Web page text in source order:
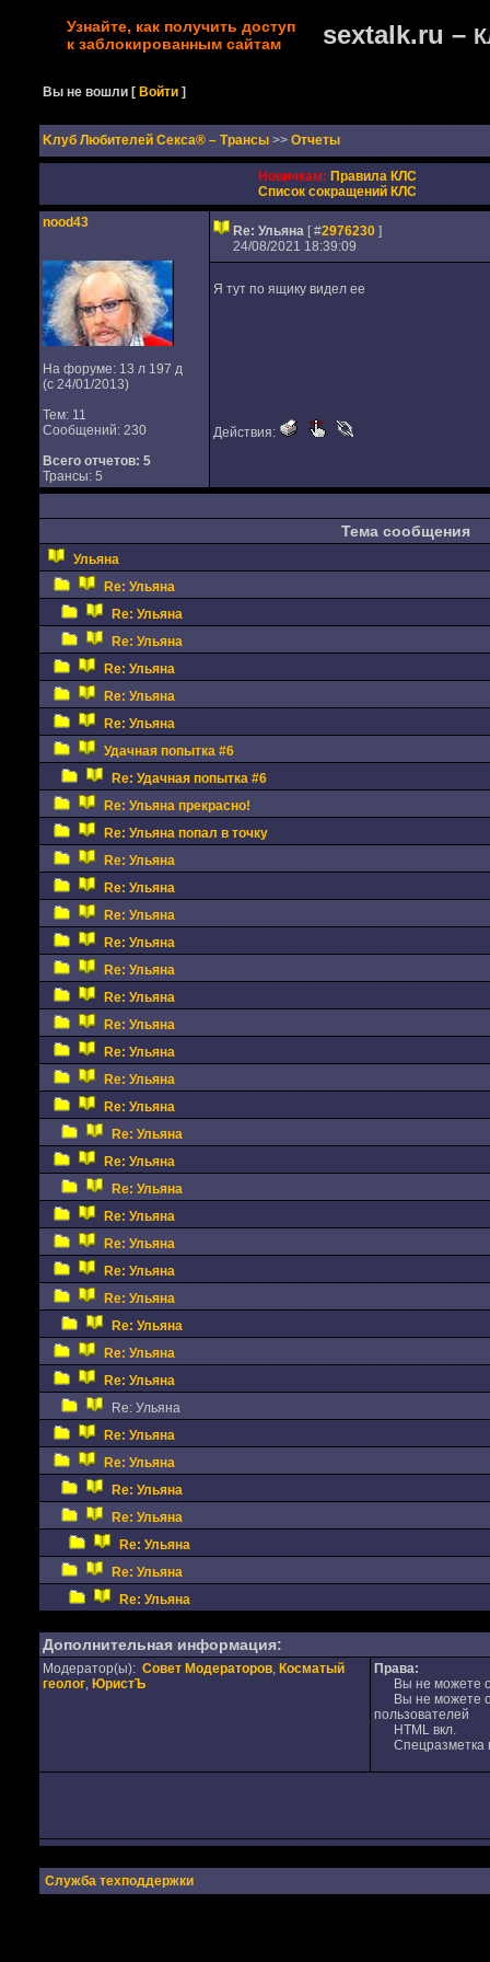
Узнайте, как получить доступ
к заблокированным сайтам
sextalk.ru –
Вы не вошли [Войти ]
Kлуб Любителей Секса® – Трансы >> Отчеты
Новичкам: Правила КЛС
Список сокращений КЛС
nood43
На форуме: 13 л 197 д
(с 24/01/2013)
Тем: 11
Сообщений: 230
Всего отчетов: 5
Трансы: 5
Re: Ульяна [ #2976230]
24/08/2021 18:39:09
Я тут по ящику видел ее
Действия:
Тема сообщения
Ульяна
Re: Ульяна
Re: Ульяна
Re: Ульяна
Re: Ульяна
Re: Ульяна
Re: Ульяна
Удачная попытка #6
Re: Удачная попытка #6
Re: Ульяна прекрасно!
Re: Ульяна попал в точку
Re: Ульяна
Re: Ульяна
Re: Ульяна
Re: Ульяна
Re: Ульяна
Re: Ульяна
Re: Ульяна
Re: Ульяна
Re: Ульяна
Re: Ульяна
Re: Ульяна
Re: Ульяна
Re: Ульяна
Re: Ульяна
Re: Ульяна
Re: Ульяна
Re: Ульяна
Re: Ульяна
Re: Ульяна
Re: Ульяна
Re: Ульяна
Re: Ульяна
Re: Ульяна
Re: Ульяна
Re: Ульяна
Re: Ульяна
Re: Ульяна
Re: Ульяна
Дополнительная информация:
Модератор(ы): Совет Модераторов, Косматый
геолог, ЮристЪ
Права:
Вы не можете
Вы не можете
пользователей
HTML вкл.
Спецразметка
Служба техподдержки